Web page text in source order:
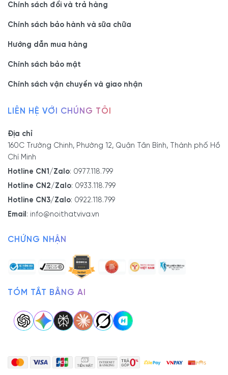
Chính sách đổi và trả hàng
Chính sách bảo hành và sữa chữa
Hướng dẫn mua hàng
Chính sách bảo mật
Chính sách vận chuyển và giao nhận
LIÊN HỆ VỚI CHÚNG TÔI
Địa chỉ
160C Trường Chinh, Phường 12, Quận Tân Bình, Thành phố Hồ
Chí Minh
Hotline CN1/Zalo: 0977.118.799
Hotline CN2/Zalo: 0933.118.799
Hotline CN3/Zalo: 0922.118.799
Email : info@noithatviva.vn
CHỨNG NHẬN
TÓM TẮT BẰNG AI